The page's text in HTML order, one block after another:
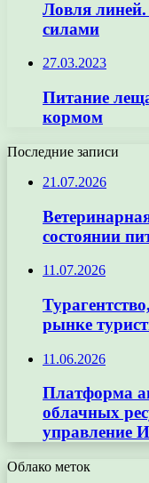
Ловля
силами
27.03.2023
Питание
кормом
Последние записи
21.07.2026
состоянии
11.07.2026
рынке
11.06.2026
Платформа
облачных
управление
Облако меток